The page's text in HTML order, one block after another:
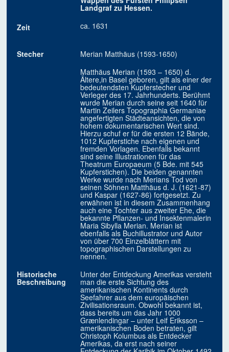
Landgraf zu Hessen.
Zeit
ca. 1631
Stecher
Merian Matthäus (1593-1650)
Matthäus Merian (1593 – 1650) d.
Ältere,in Basel geboren, gilt als einer der
bedeutendsten Kupferstecher und
Verleger des 17. Jahrhunderts. Berühmt
wurde Merian durch seine seit 1640 für
Martin Zeilers Topographia Germaniae
angefertigten Städteansichten, die von
hohem dokumentarischen Wert sind.
Hierzu schuf er für die ersten 12 Bände,
1012 Kupferstiche nach eigenen und
fremden Vorlagen. Ebenfalls bekannt
sind seine Illustrationen für das
Theatrum Europaeum (5 Bde. mit 545
Kupferstichen). Die beiden genannten
Werke wurde nach Merians Tod von
seinen Söhnen Matthäus d. J. (1621-87)
und Kaspar (1627-86) fortgesetzt. Zu
erwähnen ist in diesem Zusammenhang
auch eine Tochter aus zweiter Ehe, die
bekannte Pflanzen- und Insektenmalerin
Maria Sibylla Merian. Merian ist
ebenfalls als Buchillustrator und Autor
von über 700 Einzelblättern mit
topographischen Darstellungen zu
nennen.
Historische
Beschreibung
Unter der Entdeckung Amerikas versteht
man die erste Sichtung des
amerikanischen Kontinents durch
Seefahrer aus dem europäischen
Zivilisationsraum. Obwohl bekannt ist,
dass bereits um das Jahr 1000
Grænlendingar – unter Leif Eriksson –
amerikanischen Boden betraten, gilt
Christoph Kolumbus als Entdecker
Amerikas, da erst nach seiner